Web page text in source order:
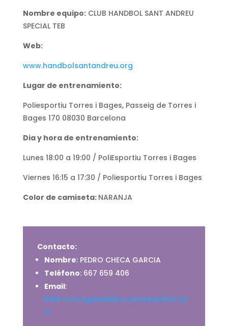
Nombre equipo:CLUB HANDBOL SANT ANDREU
SPECIAL TEB
Web:
www.handbolsantandreu.org
Lugar de entrenamiento:
Poliesportiu Torres i Bages, Passeig de Torres i
Bages 170 08030 Barcelona
Dia y hora de entrenamiento:
Lunes 18:00 a 19:00 / PoliEsportiu Torres i Bages
Viernes 16:15 a 17:30 / Poliesportiu Torres i Bages
Color de camiseta: NARANJA
Contacto:
Nombre: PEDRO CHECA GARCIA
Teléfono: 667 659 406
Email:
PERE.CHECA@HANDBOLSANTANDREU.OR
G